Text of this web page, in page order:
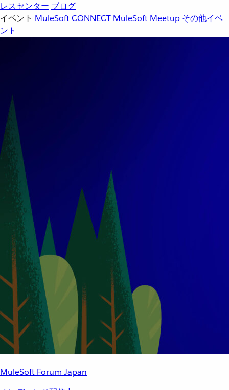
レスセンター ブログ
イベント MuleSoft CONNECT MuleSoft Meetup その他イベ
ント
MuleSoft Forum Japan